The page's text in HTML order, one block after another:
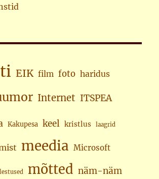
EIK film foto haridus
Internet ITSPEA
Kakupesa keel kristlus laagrid
meedia Microsoft
mõtted näm-näm